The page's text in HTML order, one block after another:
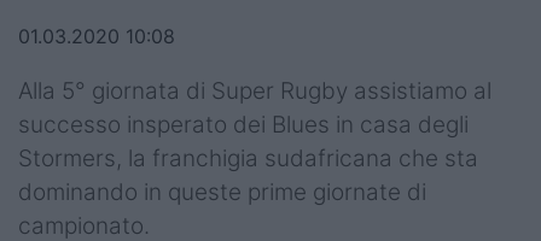
Champions Cup
Challenge Cup
World Rugby
Rugby World Cup
01.03.2020 10:08
Alla 5° giornata di Super Rugby assistiamo al
successo insperato dei Blues in casa degli
Stormers, la franchigia sudafricana che sta
dominando in queste prime giornate di
campionato.